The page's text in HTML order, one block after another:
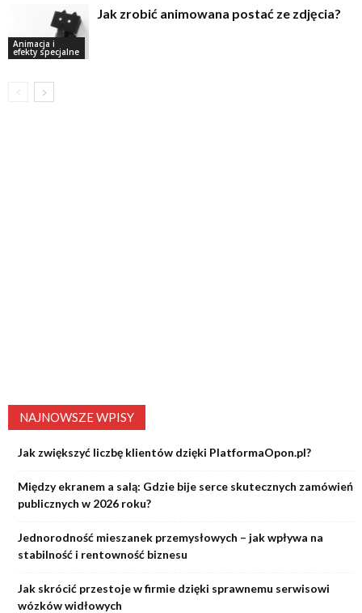
Animacja i
efekty specjalne
Jak zrobić animowana postać ze zdjęcia?
NAJNOWSZE WPISY
Jak zwiększyć liczbę klientów dzięki PlatformaOpon.pl?
Między ekranem a salą: Gdzie bije serce skutecznych zamówień
publicznych w 2026 roku?
Jednorodność mieszanek przemysłowych – jak wpływa na
stabilność i rentowność biznesu
Jak skrócić przestoje w firmie dzięki sprawnemu serwisowi
wózków widłowych